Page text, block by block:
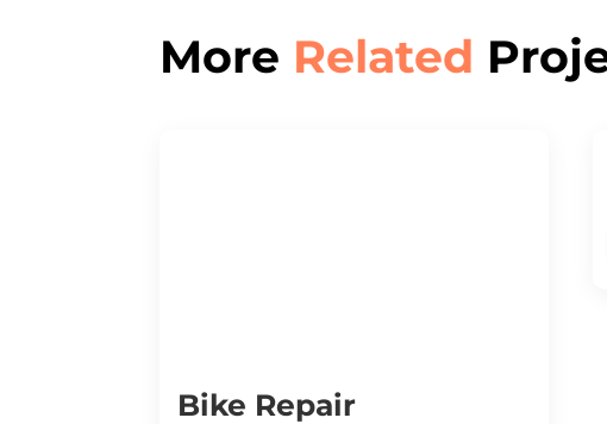
More Related
Bike Repair